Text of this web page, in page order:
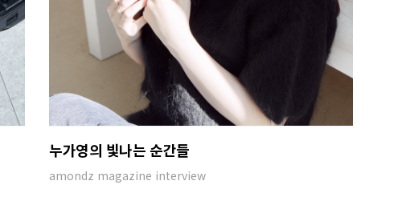
누가영의 빛나는 순간들
amondz magazine interview